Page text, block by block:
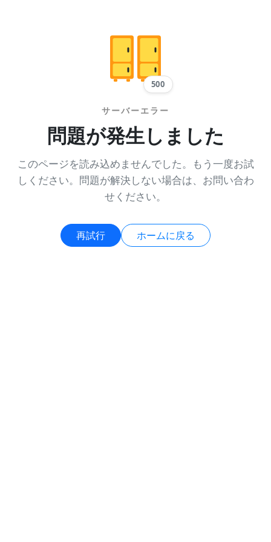
500
サーバーエラー
問題が発生しました
このページを読み込めませんでした。もう一度お試
しください。問題が解決しない場合は、お問い合わ
せください。
再試行 ホームに戻る